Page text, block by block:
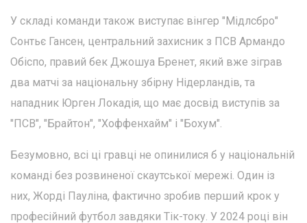
У складі команди також виступає вінгер "Мідлсбро"
Сонтьє Гансен, центральний захисник з ПСВ Армандо
Обіспо, правий бек Джошуа Бренет, який вже зіграв
два матчі за національну збірну Нідерландів, та
нападник Юрген Локадія, що має досвід виступів за
"ПСВ", "Брайтон", "Хоффенхайм" і "Бохум".
Безумовно, всі ці гравці не опинилися б у національній
команді без розвиненої скаутської мережі. Один із
них, Жорді Пауліна, фактично зробив перший крок у
професійний футбол завдяки Тік-току. У 2024 році він